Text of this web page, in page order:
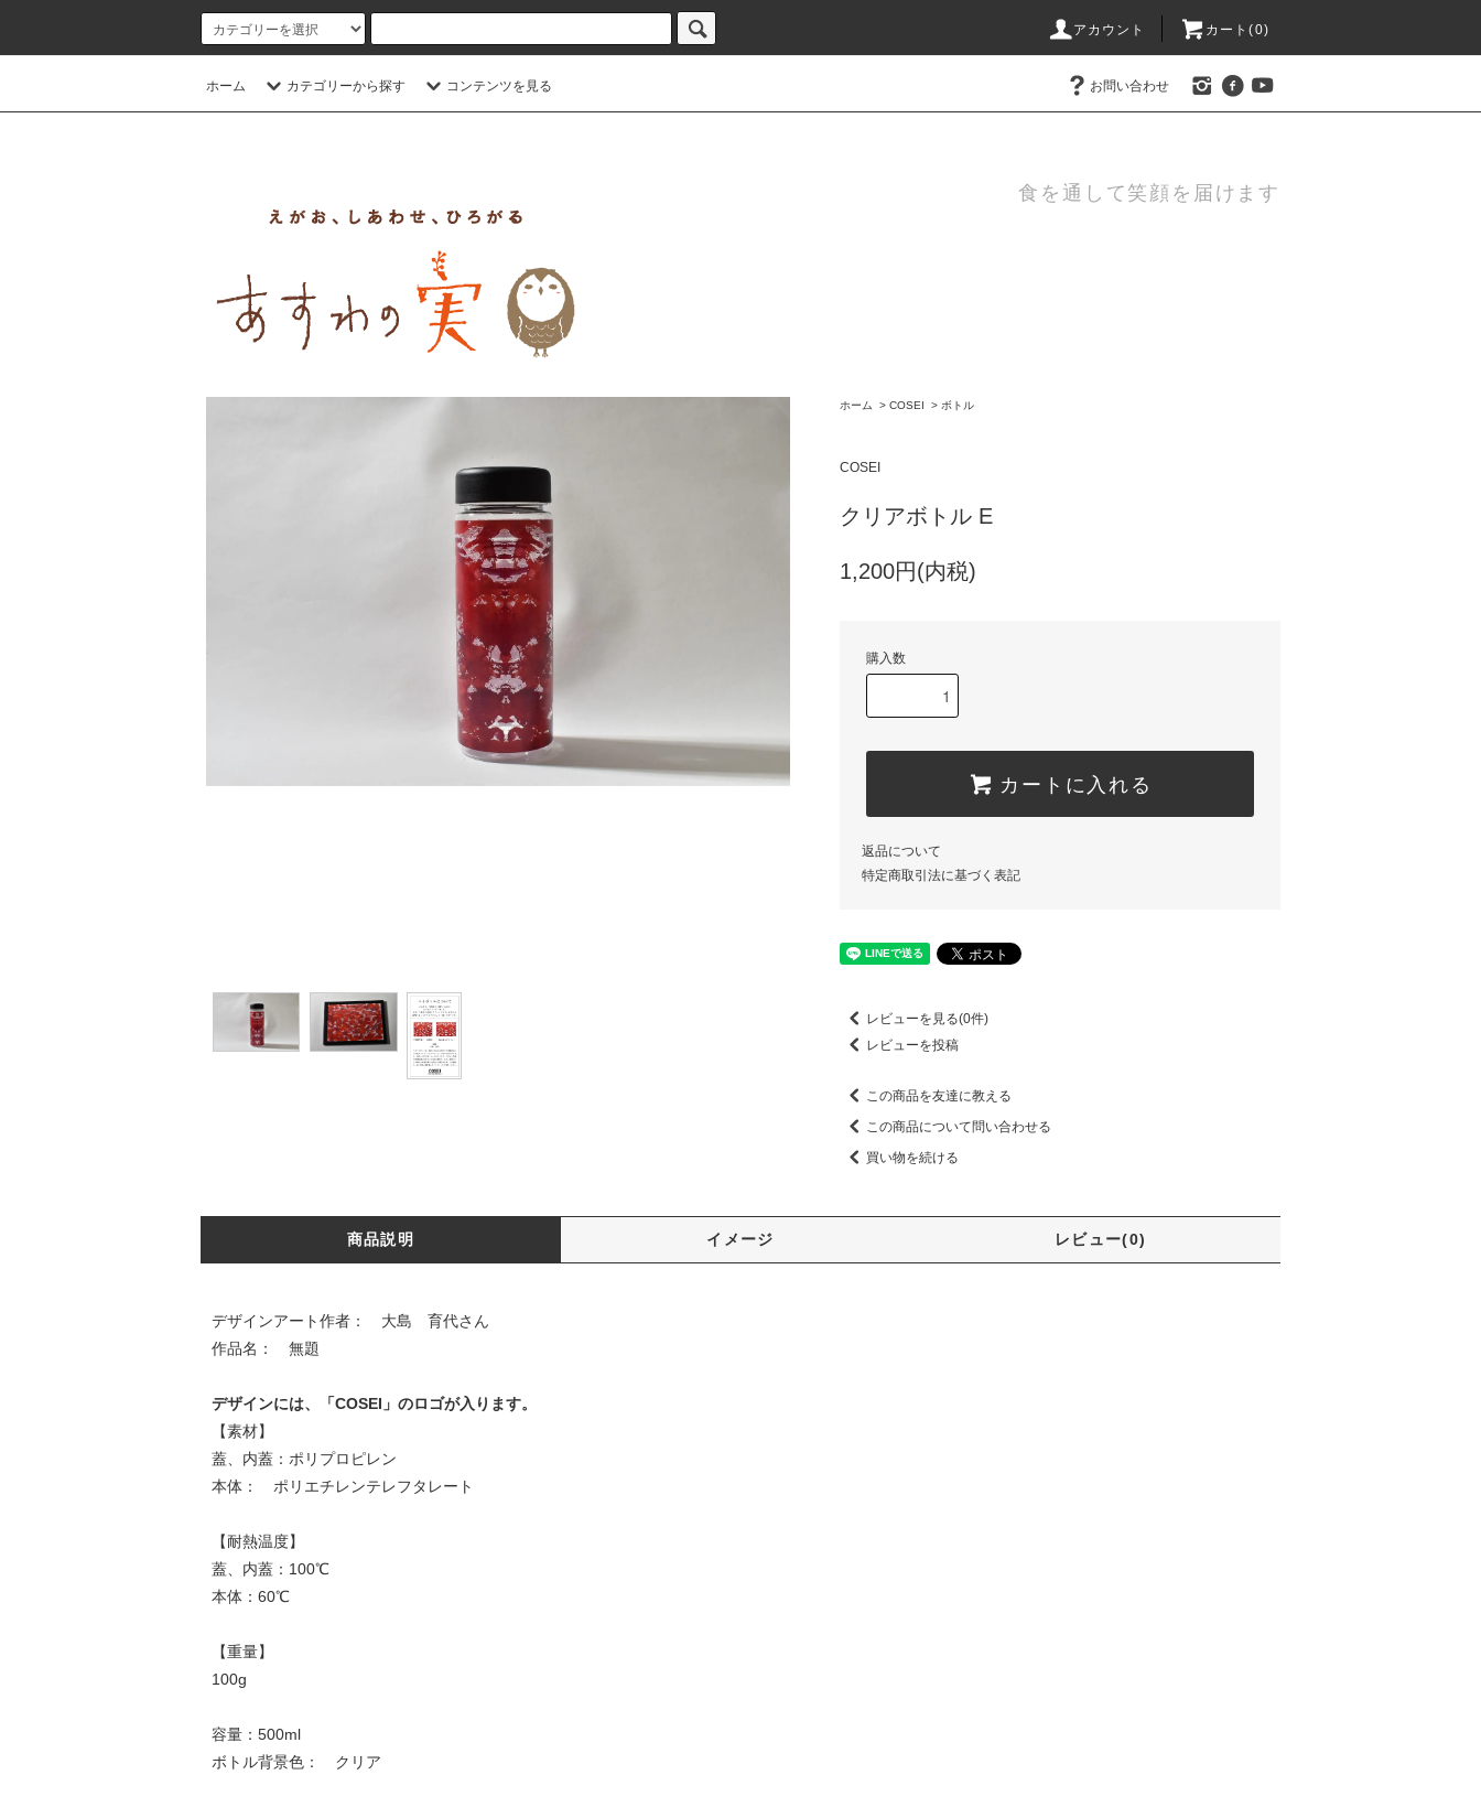
アカウント カート(0)
ホーム カテゴリーから探す コンテンツを見る お問い合わせ
食を通して笑顔を届けます
ホーム > COSEI > ボトル
COSEI
クリアボトル E
1,200円(内税)
購入数
カートに入れる
返品について
特定商取引法に基づく表記
レビューを見る(0件)
レビューを投稿
この商品を友達に教える
この商品について問い合わせる
買い物を続ける
商品説明 イメージ レビュー(0)
デザインアート作者： 大島 育代さん
作品名： 無題
デザインには、「COSEI」のロゴが入ります。
【素材】
蓋、内蓋：ポリプロピレン
本体： ポリエチレンテレフタレート
【耐熱温度】
蓋、内蓋：100℃
本体：60℃
【重量】
100g
容量：500ml
ボトル背景色： クリア